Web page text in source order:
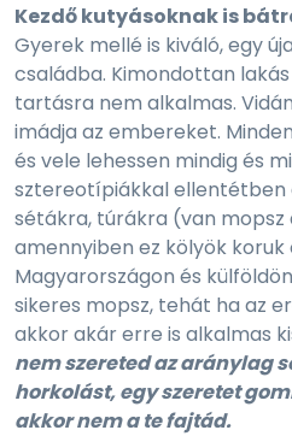
Kezdő kutyásoknak is
Gyerek mellé is kiváló, egy
családba. Kimondottan
tartásra nem alkalmas.
imádja az embereket.
és vele lehessen mindig és
sztereotípiákkal ellentétben
sétákra, túrákra (van
amennyiben ez kölyök koruk
Magyarországon és
sikeres mopsz, tehát ha az
akkor akár erre is alkalmas
nem szereted az aránylag
horkolást, egy szeretet
akkor nem a te fajtád.